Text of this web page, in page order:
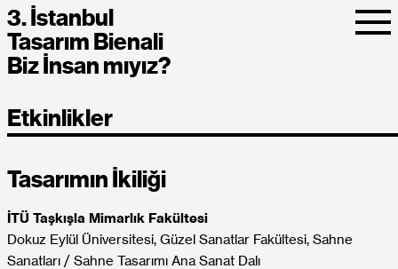
3. İstanbul
Tasarım Bienali
Biz İnsan mıyız?
Etkinlikler
Tasarımın İkiliği
İTÜ Taşkışla Mimarlık Fakültesi
Dokuz Eylül Üniversitesi, Güzel Sanatlar Fakültesi, Sahne
Sanatları / Sahne Tasarımı Ana Sanat Dalı